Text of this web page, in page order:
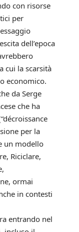
con risorse
per
dell’epoca
cui la scarsità
economico.
da Serge
che ha
per la
un modello
Riciclare,
ormai
in contesti
entrando nel